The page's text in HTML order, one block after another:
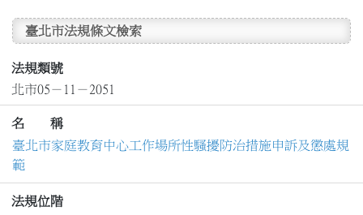
臺北市法規條文檢索
法規類號
北市05－11－2051
名 稱
臺北市家庭教育中心工作場所性騷擾防治措施申訴及懲處規
範
法規位階